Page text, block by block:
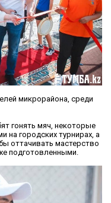
микрорайона, среди
гонять мяч, некоторые
на городских турнирах, а
оттачивать мастерство
подготовленными.